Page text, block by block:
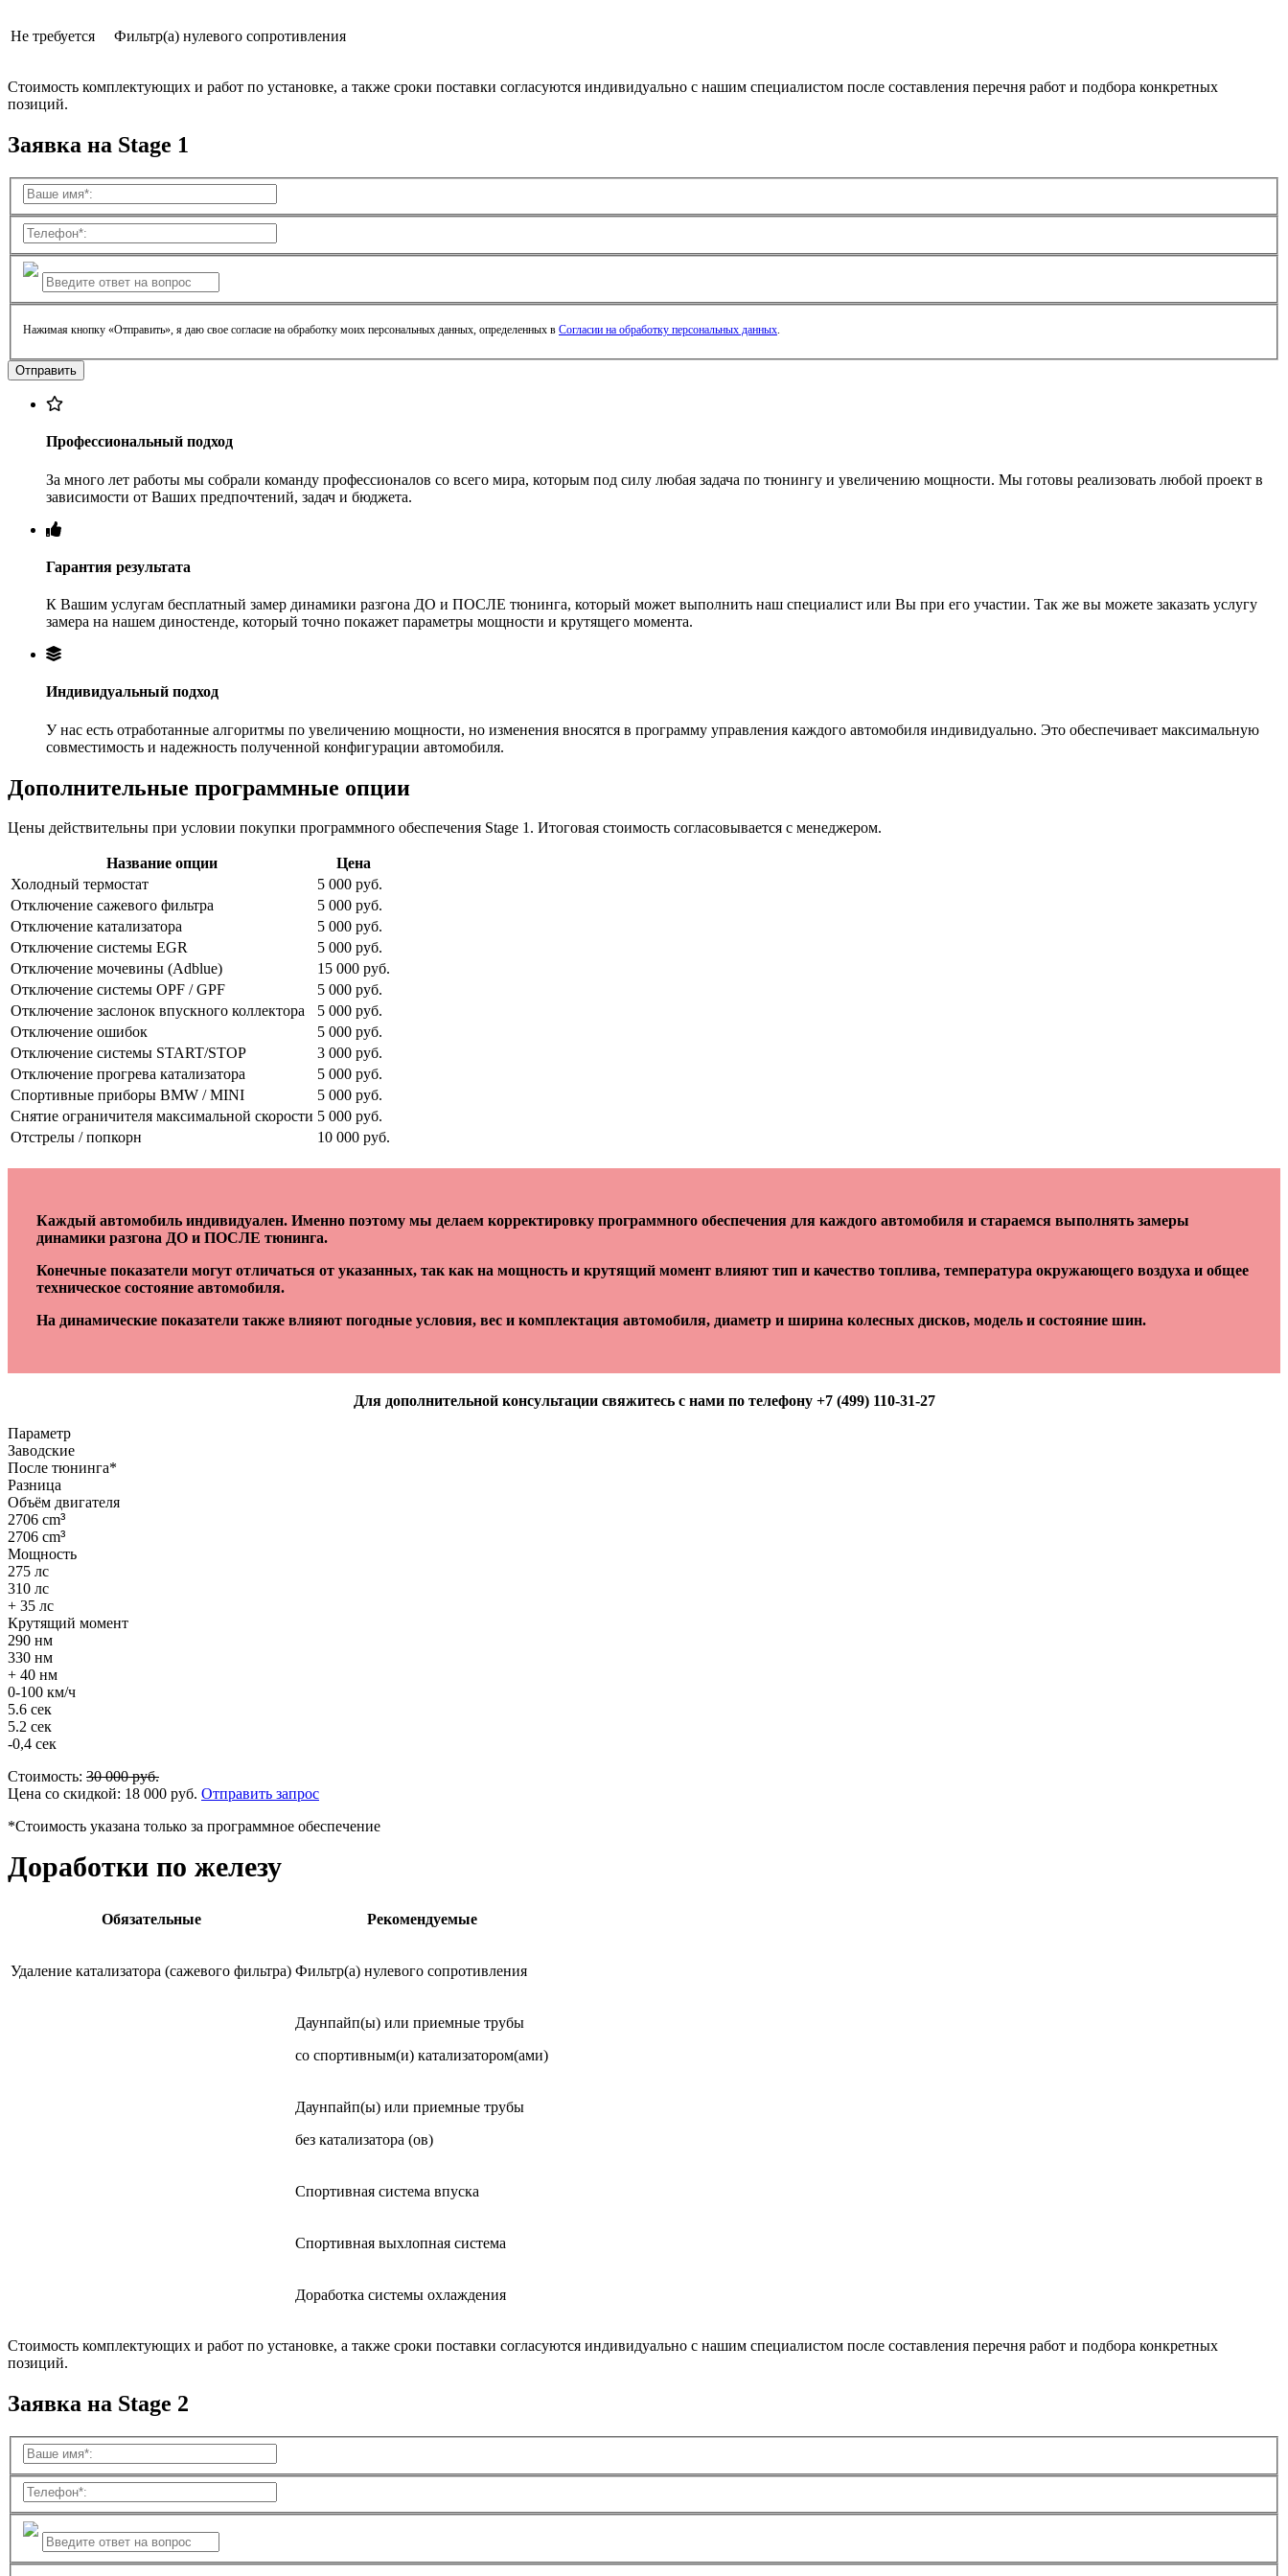
Не требуется Фильтр(а) нулевого сопротивления
Стоимость комплектующих и работ по установке, а также сроки поставки согласуются индивидуально с нашим специалистом после составления перечня работ и подбора конкретных
позиций.
Заявка на Stage 1
Нажимая кнопку «Отправить», я даю свое согласие на обработку моих персональных данных, определенных в Согласии на обработку персональных данных.
Профессиональный подход
За много лет работы мы собрали команду профессионалов со всего мира, которым под силу любая задача по тюнингу и увеличению мощности. Мы готовы реализовать любой проект в
зависимости от Ваших предпочтений, задач и бюджета.
Гарантия результата
К Вашим услугам бесплатный замер динамики разгона ДО и ПОСЛЕ тюнинга, который может выполнить наш специалист или Вы при его участии. Так же вы можете заказать услугу
замера на нашем диностенде, который точно покажет параметры мощности и крутящего момента.
Индивидуальный подход
У нас есть отработанные алгоритмы по увеличению мощности, но изменения вносятся в программу управления каждого автомобиля индивидуально. Это обеспечивает максимальную
совместимость и надежность полученной конфигурации автомобиля.
Дополнительные программные опции
Цены действительны при условии покупки программного обеспечения Stage 1. Итоговая стоимость согласовывается с менеджером.
Название опции
Цена
Холодный термостат
5 000 руб.
Отключение сажевого фильтра
5 000 руб.
Отключение катализатора
5 000 руб.
Отключение системы EGR
5 000 руб.
Отключение мочевины (Adblue)
15 000 руб.
Отключение системы OPF / GPF
5 000 руб.
Отключение заслонок впускного коллектора
5 000 руб.
Отключение ошибок
5 000 руб.
Отключение системы START/STOP
3 000 руб.
Отключение прогрева катализатора
5 000 руб.
Спортивные приборы BMW / MINI
5 000 руб.
Снятие ограничителя максимальной скорости 5 000 руб.
Отстрелы / попкорн
10 000 руб.
Каждый автомобиль индивидуален. Именно поэтому мы делаем корректировку программного обеспечения для каждого автомобиля и стараемся выполнять замеры
динамики разгона ДО и ПОСЛЕ тюнинга.
Конечные показатели могут отличаться от указанных, так как на мощность и крутящий момент влияют тип и качество топлива, температура окружающего воздуха и общее
техническое состояние автомобиля.
На динамические показатели также влияют погодные условия, вес и комплектация автомобиля, диаметр и ширина колесных дисков, модель и состояние шин.
Для дополнительной консультации свяжитесь с нами по телефону +7 (499) 110-31-27
Параметр
Заводские
После тюнинга*
Разница
Объём двигателя
2706 cm³
2706 cm³
Мощность
275 лс
310 лс
+ 35 лс
Крутящий момент
290 нм
330 нм
+ 40 нм
0-100 км/ч
5.6 сек
5.2 сек
-0,4 сек
Стоимость: 30 000руб.
Цена со скидкой: 18 000 руб. Отправить запрос
*Стоимость указана только за программное обеспечение
Доработки по железу
Обязательные Рекомендуемые
Удаление катализатора (сажевого фильтра) Фильтр(а) нулевого сопротивления
Даунпайп(ы) или приемные трубы
со спортивным(и) катализатором(ами)
Даунпайп(ы) или приемные трубы
без катализатора (ов)
Спортивная система впуска
Спортивная выхлопная система
Доработка системы охлаждения
Стоимость комплектующих и работ по установке, а также сроки поставки согласуются индивидуально с нашим специалистом после составления перечня работ и подбора конкретных
позиций.
Заявка на Stage 2